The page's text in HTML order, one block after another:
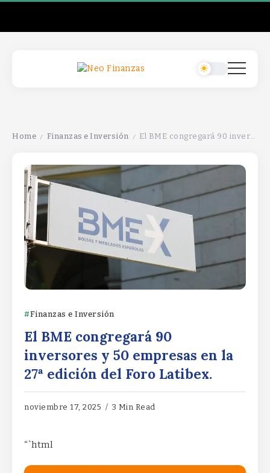
Home / Finanzas e Inversión / El BME congregará 90 inversores y 50 empresas en la 27ª edición del Foro Latibex.
Finanzas e Inversión
El BME congregará 90
inversores y 50 empresas en la
27ª edición del Foro Latibex.
noviembre 17, 2025 3 Min Read
“`html